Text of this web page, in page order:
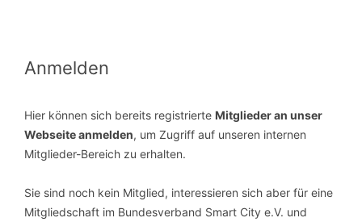
Anmelden
Hier können sich bereits registrierte Mitglieder an unser
Webseite anmelden, um Zugriff auf unseren internen
Mitglieder-Bereich zu erhalten.
Sie sind noch kein Mitglied, interessieren sich aber für eine
Mitgliedschaft im Bundesverband Smart City e.V. und